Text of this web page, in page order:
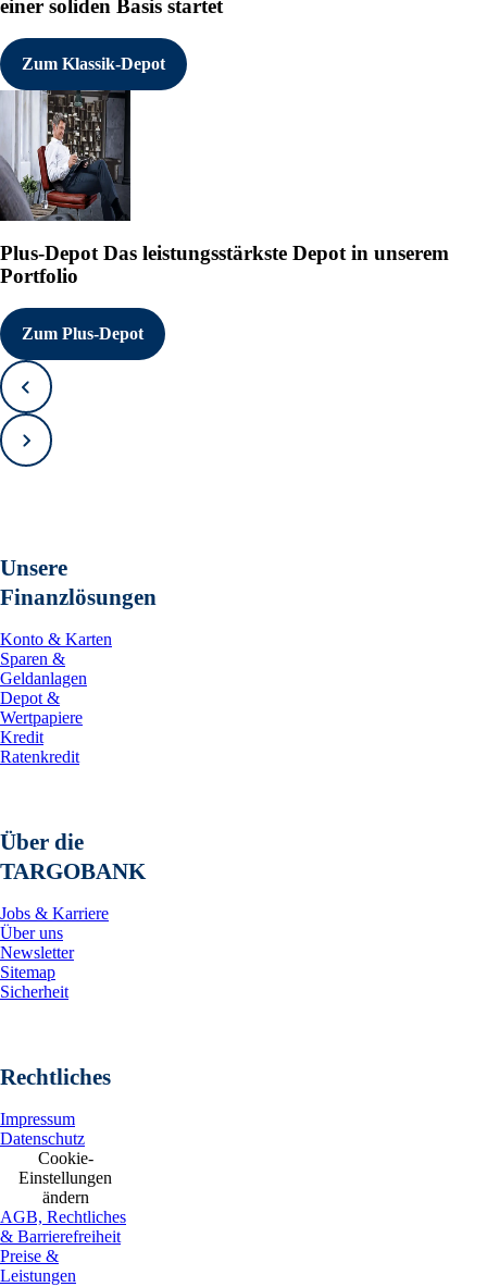
einer soliden Basis startet
Zum Klassik-Depot
Plus-Depot Das leistungsstärkste Depot in unserem
Portfolio
Zum Plus-Depot
Zurück
Vorwärts
Unsere
Finanzlösungen
Konto & Karten
Sparen &
Geldanlagen
Depot &
Wertpapiere
Kredit
Ratenkredit
Über die
TARGOBANK
Jobs & Karriere
Über uns
Newsletter
Sitemap
Sicherheit
Rechtliches
Impressum
Datenschutz
Cookie-
Einstellungen
ändern
AGB, Rechtliches
& Barrierefreiheit
Preise &
Leistungen